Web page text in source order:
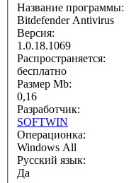
Название программы:
Bitdefender Antivirus
Версия:
1.0.18.1069
Распространяется:
бесплатно
Размер Mb:
0,16
Разработчик:
SOFTWIN
Операционка:
Windows All
Русский язык:
Да